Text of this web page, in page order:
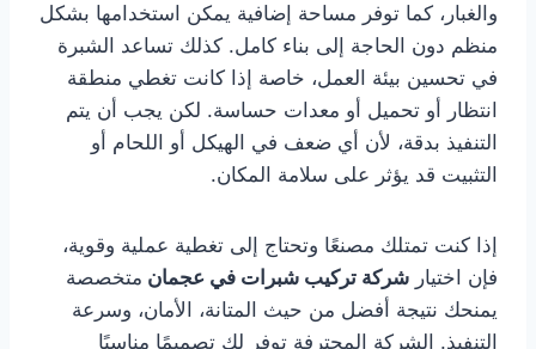
والغبار، كما توفر مساحة إضافية يمكن استخدامها بشكل
منظم دون الحاجة إلى بناء كامل. كذلك تساعد الشبرة
في تحسين بيئة العمل، خاصة إذا كانت تغطي منطقة
انتظار أو تحميل أو معدات حساسة. لكن يجب أن يتم
التنفيذ بدقة، لأن أي ضعف في الهيكل أو اللحام أو
التثبيت قد يؤثر على سلامة المكان.
إذا كنت تمتلك مصنعًا وتحتاج إلى تغطية عملية وقوية،
فإن اختيار شركة تركيب شبرات في عجمان متخصصة
يمنحك نتيجة أفضل من حيث المتانة، الأمان، وسرعة
التنفيذ. الشركة المحترفة توفر لك تصميمًا مناسبًا